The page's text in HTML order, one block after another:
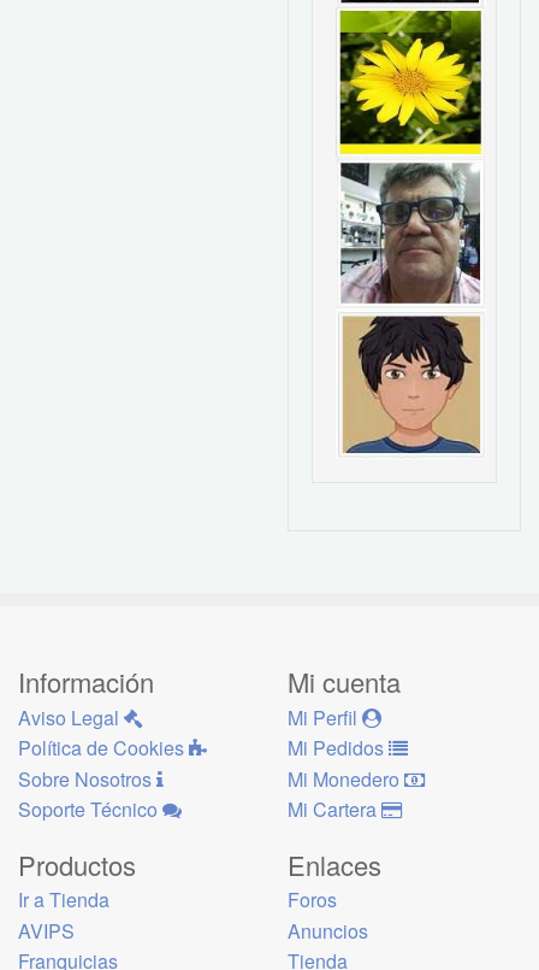
Información
Aviso Legal
Política de Cookies
Sobre Nosotros
Soporte Técnico
Mi cuenta
Mi Perfil
Mi Pedidos
Mi Monedero
Mi Cartera
Productos
Ir a Tienda
AVIPS
Franquicias
Enlaces
Foros
Anuncios
Tienda